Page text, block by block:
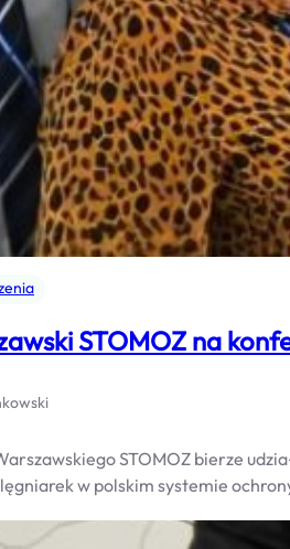
STOMOZ na
STOMOZ bierze
w polskim systemie